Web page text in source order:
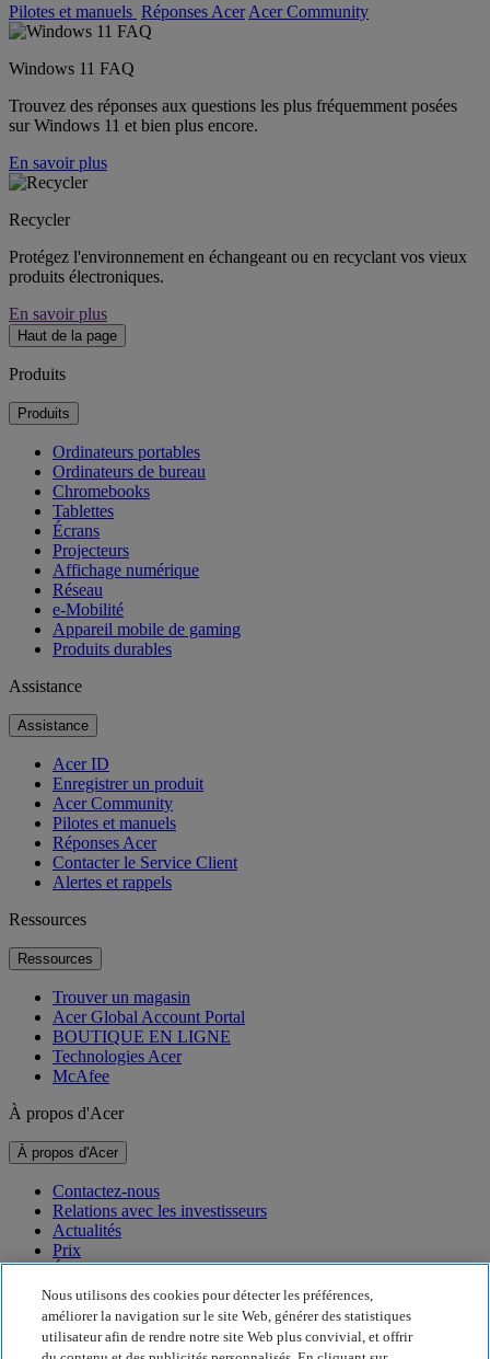
Pilotes et manuels Réponses Acer Acer Community
Windows 11 FAQ
Trouvez des réponses aux questions les plus fréquemment posées
sur Windows 11 et bien plus encore.
En savoir plus
Recycler
Protégez l'environnement en échangeant ou en recyclant vos vieux
produits électroniques.
En savoir plus
Haut de la page
Produits
Produits
Ordinateurs portables
Ordinateurs de bureau
Chromebooks
Tablettes
Écrans
Projecteurs
Affichage numérique
Réseau
e-Mobilité
Appareil mobile de gaming
Produits durables
Assistance
Assistance
Acer ID
Enregistrer un produit
Acer Community
Pilotes et manuels
Réponses Acer
Contacter le Service Client
Alertes et rappels
Ressources
Ressources
Trouver un magasin
Acer Global Account Portal
BOUTIQUE EN LIGNE
Technologies Acer
McAfee
À propos d'Acer
À propos d'Acer
Contactez-nous
Relations avec les investisseurs
Actualités
Prix
Événements
Développement durable
Développement durable
Nous utilisons des cookies pour détecter les préférences,
améliorer la navigation sur le site Web, générer des statistiques
utilisateur afin de rendre notre site Web plus convivial, et offrir